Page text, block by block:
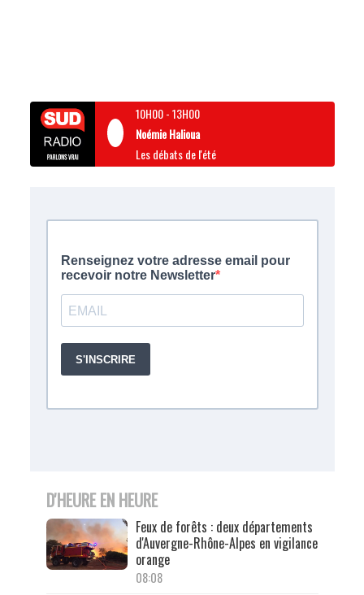
10H00-13H00
Noémie Halioua
Les débats de l'été
D'HEURE EN HEURE
Feux de forêts : deux départements
d'Auvergne-Rhône-Alpes en vigilance
orange
08:08